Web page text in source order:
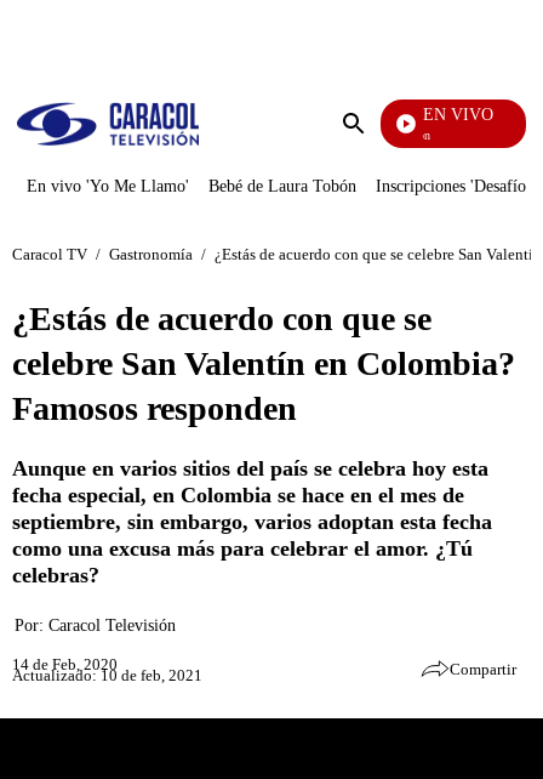
Enviar
EN VIVO
Pura Diversión
En vivo 'Yo Me Llamo' Bebé de Laura Tobón Inscripciones 'Desafío'
Caracol TV / Gastronomía / ¿Estás de acuerdo con que se celebre San
¿Estás de acuerdo con que se
celebre San Valentín en Colombia?
Famosos responden
Aunque en varios sitios del país se celebra hoy esta
fecha especial, en Colombia se hace en el mes de
septiembre, sin embargo, varios adoptan esta fecha
como una excusa más para celebrar el amor. ¿Tú
celebras?
Por: Caracol Televisión
14 de Feb, 2020
Actualizado: 10 de feb, 2021 Compartir